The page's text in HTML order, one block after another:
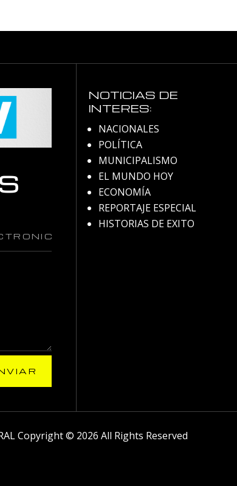
NOTICIAS DE
INTERES:
NACIONALES
POLÍTICA
MUNICIPALISMO
EL MUNDO HOY
ECONOMÍA
REPORTAJE ESPECIAL
HISTORIAS DE EXITO
Copyright © 2026 All Rights Reserved